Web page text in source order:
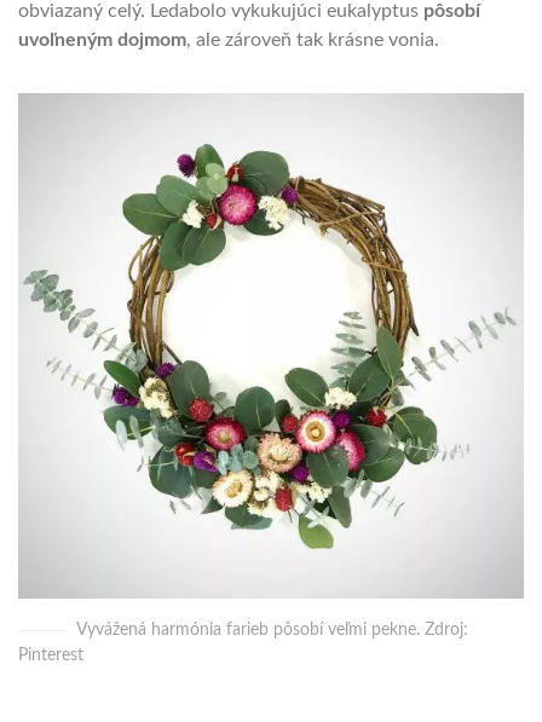
obviazaný celý. Ledabolo vykukujúci eukalyptus pôsobí
uvoľneným dojmom, ale zároveň tak krásne vonia.
Vyvážená harmónia farieb pôsobí veľmi pekne. Zdroj:
Pinterest